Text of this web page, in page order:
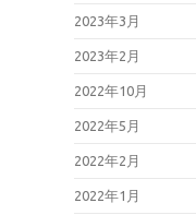
2023年3月
2023年2月
2022年10月
2022年5月
2022年2月
2022年1月